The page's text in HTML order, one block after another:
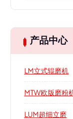
产品中心
LM立式辊磨机
MTW欧版磨粉
LUM超细立磨